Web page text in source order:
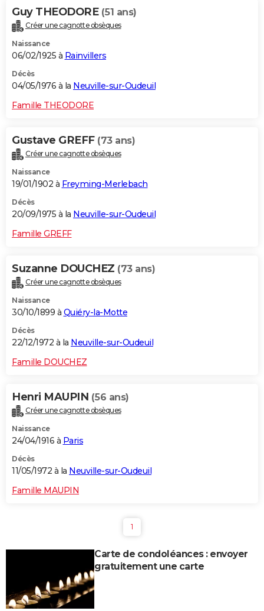
Guy THEODORE (51 ans)
Créer une cagnotte obsèques
Naissance
06/02/1925 à Rainvillers
Décès
04/05/1976 à la Neuville-sur-Oudeuil
Famille THEODORE
Gustave GREFF (73 ans)
Créer une cagnotte obsèques
Naissance
19/01/1902 à Freyming-Merlebach
Décès
20/09/1975 à la Neuville-sur-Oudeuil
Famille GREFF
Suzanne DOUCHEZ (73 ans)
Créer une cagnotte obsèques
Naissance
30/10/1899 à Quiéry-la-Motte
Décès
22/12/1972 à la Neuville-sur-Oudeuil
Famille DOUCHEZ
Henri MAUPIN (56 ans)
Créer une cagnotte obsèques
Naissance
24/04/1916 à Paris
Décès
11/05/1972 à la Neuville-sur-Oudeuil
Famille MAUPIN
1
Carte de condoléances : envoyer
gratuitement une carte